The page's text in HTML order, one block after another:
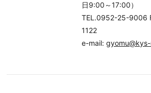
日9:00～17:00）
TEL.0952-25-9006
1122
e-mail: